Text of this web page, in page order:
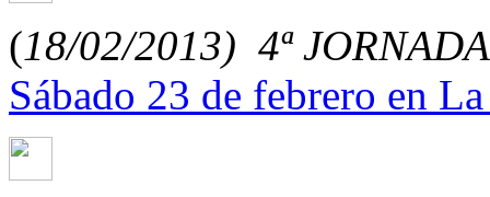
(18/02/2013) 4ª
Sábado 23 de febrero en